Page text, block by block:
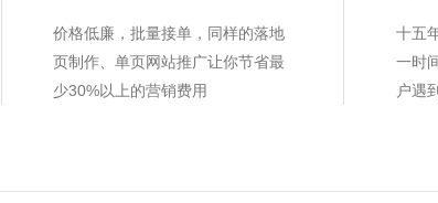
价格低廉，批量接单，同样的落地
页制作、单页网站推广让你节省最
少30%以上的营销费用
十五
一时
户遇